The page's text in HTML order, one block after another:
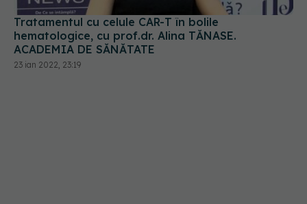
Tratamentul cu celule CAR-T în bolile
hematologice, cu prof.dr. Alina TĂNASE.
ACADEMIA DE SĂNĂTATE
23 ian 2022, 23:19